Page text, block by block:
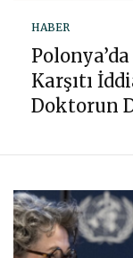
HABER
Polonya’da
Karşıtı
Doktorun